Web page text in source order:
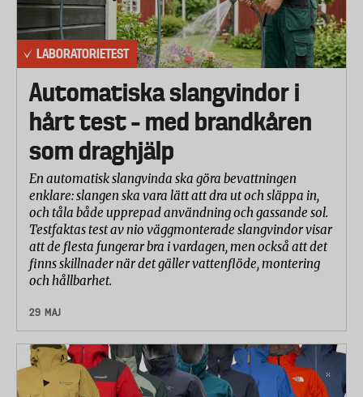
LABORATORIETEST
Automatiska slangvindor i
hårt test – med brandkåren
som draghjälp
En automatisk slangvinda ska göra bevattningen
enklare: slangen ska vara lätt att dra ut och släppa in,
och tåla både upprepad användning och gassande sol.
Testfaktas test av nio väggmonterade slangvindor visar
att de flesta fungerar bra i vardagen, men också att det
finns skillnader när det gäller vattenflöde, montering
och hållbarhet.
29 MAJ